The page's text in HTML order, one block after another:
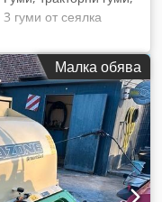
гуми от сеялка
A E Ufob Tsf
-Обща цена: за 3
Малка обява